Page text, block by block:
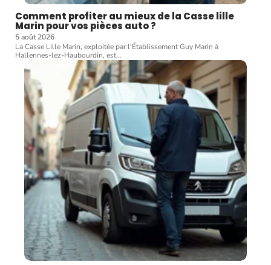
Comment profiter au mieux de la Casse lille
Marin pour vos pièces auto ?
5 août 2026
La Casse Lille Marin, exploitée par l'Établissement Guy Marin à
Hallennes-lez-Haubourdin, est…